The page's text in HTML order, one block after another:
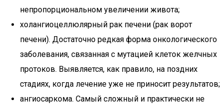
непропорциональном увеличении живота;
холангиоцеллюлярный рак печени (рак ворот
печени). Достаточно редкая форма онкологического
заболевания, связанная с мутацией клеток желчных
протоков. Выявляется, как правило, на поздних
стадиях, когда лечение уже не приносит результатов;
ангиосаркома. Самый сложный и практически не